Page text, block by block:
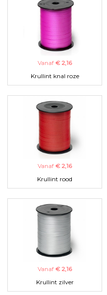
Vanaf € 2,16
Krullint knal roze
Vanaf € 2,16
Krullint rood
Vanaf € 2,16
Krullint zilver